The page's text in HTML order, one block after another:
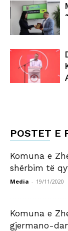
POSTET E
Komuna e
shërbim të
Media - 19/11/2020
Komuna e
gjermano-